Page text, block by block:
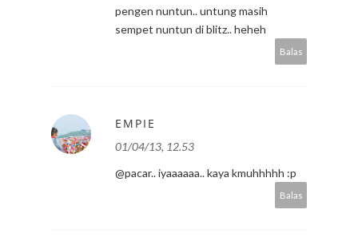
pengen nuntun.. untung masih
sempet nuntun di blitz.. heheh
Balas
EMPIE
01/04/13, 12.53
@pacar.. iyaaaaaa.. kaya kmuhhhhh :p
Balas